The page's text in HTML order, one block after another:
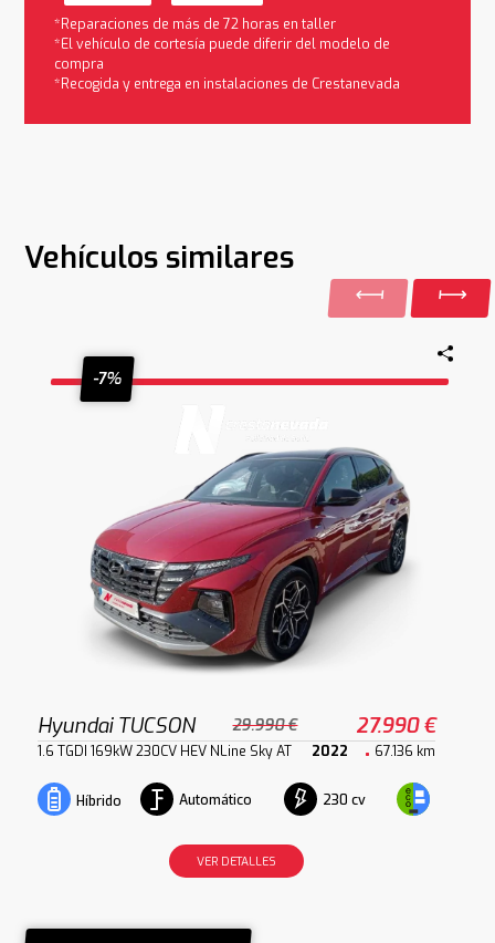
*Reparaciones de más de 72 horas en taller
*El vehículo de cortesía puede diferir del modelo de
compra
*Recogida y entrega en instalaciones de Crestanevada
Vehículos similares
-7%
Hyundai TUCSON 29.990 € 27.990 €
1.6 TGDI 169kW 230CV HEV NLine Sky AT 2022 67.136 km
Híbrido Automático 230 cv
VER DETALLES